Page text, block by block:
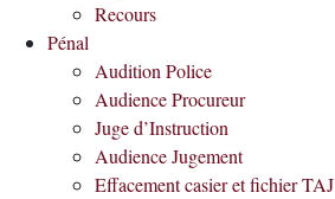
Recours
Pénal
Audition Police
Audience Procureur
Juge d’Instruction
Audience Jugement
Effacement casier et fichier TAJ